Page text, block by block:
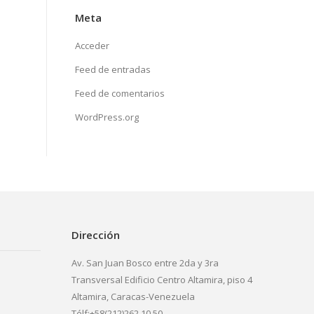
Meta
Acceder
Feed de entradas
Feed de comentarios
WordPress.org
Dirección
Av. San Juan Bosco entre 2da y 3ra
Transversal Edificio Centro Altamira, piso 4
Altamira, Caracas-Venezuela